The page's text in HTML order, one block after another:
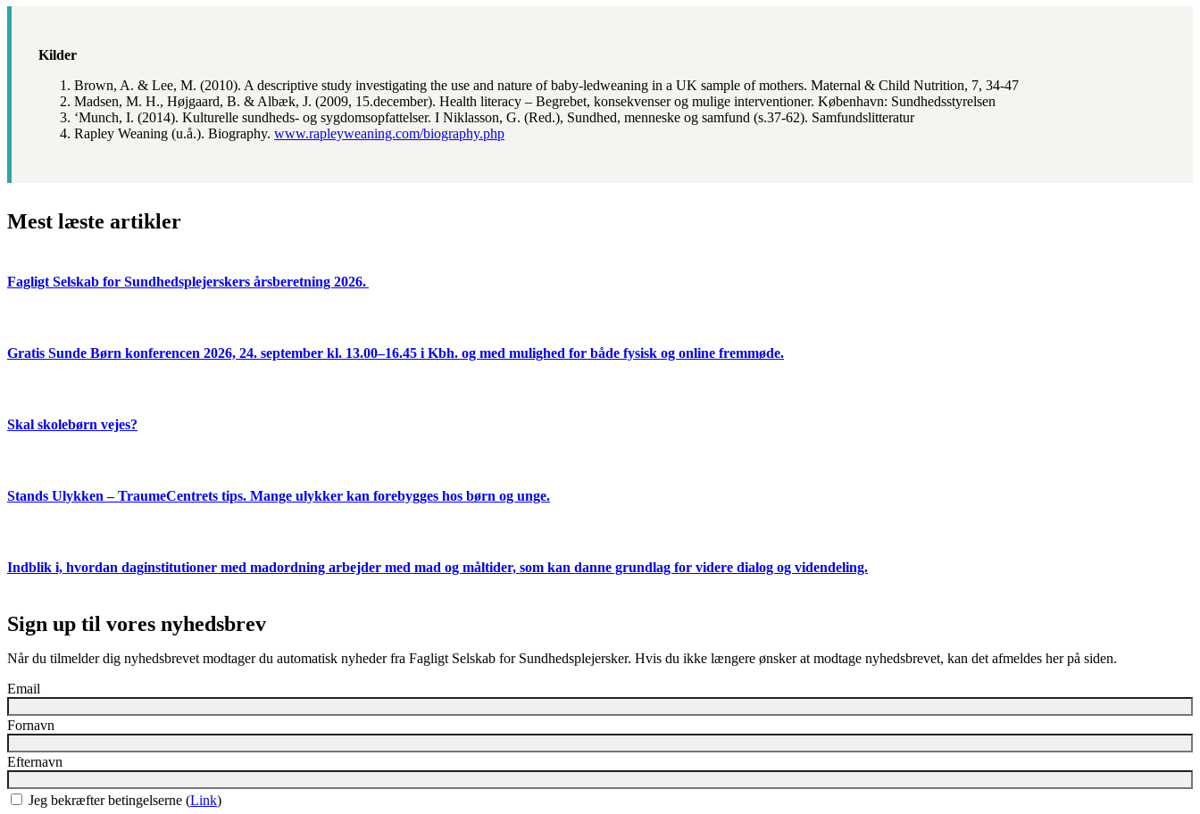
Kilder
Brown, A. & Lee, M. (2010). A descriptive study investigating the use and nature of baby-ledweaning in a UK sample of mothers. Maternal & Child Nutrition, 7, 34-47
Madsen, M. H., Højgaard, B. & Albæk, J. (2009, 15.december). Health literacy – Begrebet, konsekvenser og mulige interventioner. København: Sundhedsstyrelsen
‘Munch, I. (2014). Kulturelle sundheds- og sygdomsopfattelser. I Niklasson, G. (Red.), Sundhed, menneske og samfund (s.37-62). Samfundslitteratur
Rapley Weaning (u.å.). Biography. www.rapleyweaning.com/biography.php
Mest læste artikler
Fagligt Selskab for Sundhedsplejerskers årsberetning 2026.
Gratis Sunde Børn konferencen 2026, 24. september kl. 13.00–16.45 i Kbh. og med mulighed for både fysisk og online fremmøde.
Skal skolebørn vejes?
Stands Ulykken – TraumeCentrets tips. Mange ulykker kan forebygges hos børn og unge.
Indblik i, hvordan daginstitutioner med madordning arbejder med mad og måltider, som kan danne grundlag for videre dialog og videndeling.
Sign up til vores nyhedsbrev
Når du tilmelder dig nyhedsbrevet modtager du automatisk nyheder fra Fagligt Selskab for Sundhedsplejersker. Hvis du ikke længere ønsker at modtage nyhedsbrevet, kan det afmeldes her på siden.
Email
Fornavn
Efternavn
Jeg bekræfter betingelserne (Link)